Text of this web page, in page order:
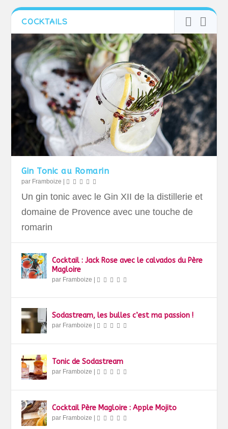
COCKTAILS
Gin Tonic au Romarin
par Framboize |
Un gin tonic avec le Gin XII de la distillerie et
domaine de Provence avec une touche de
romarin
Cocktail : Jack Rose avec le calvados du Père
Magloire
par Framboize |
Sodastream, les bulles c’est ma passion !
par Framboize |
Tonic de Sodastream
par Framboize |
Cocktail Père Magloire : Apple Mojito
par Framboize |